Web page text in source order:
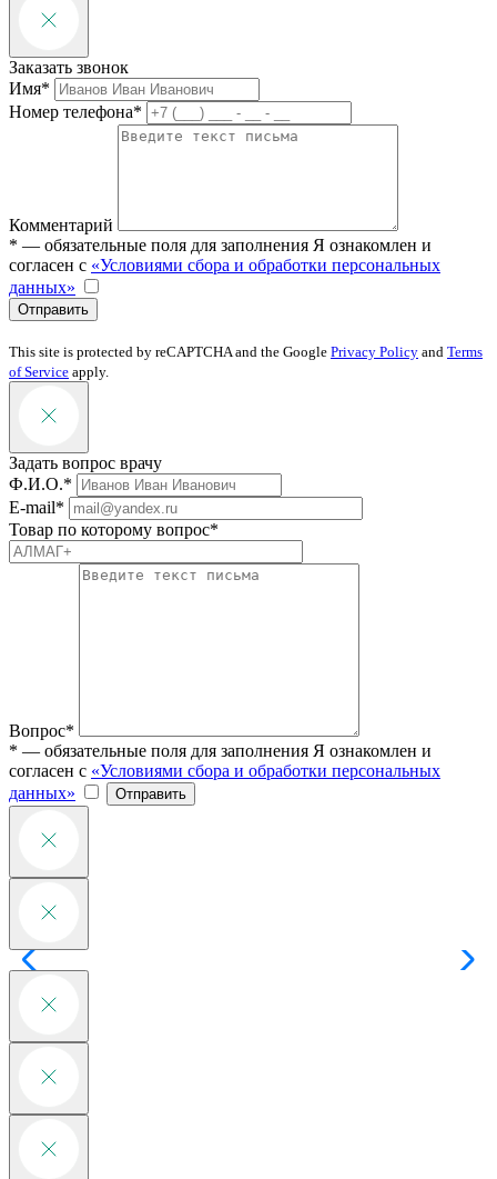
Заказать звонок
Имя*
Номер телефона*
Комментарий
* — обязательные поля для заполнения Я ознакомлен и
согласен с «Условиями сбора и обработки персональных
данных»
Отправить
This site is protected by reCAPTCHA and the Google Privacy Policy and Terms
of Service apply.
Задать вопрос врачу
Ф.И.О.*
E-mail*
Товар по которому вопрос*
Вопрос*
* — обязательные поля для заполнения Я ознакомлен и
согласен с «Условиями сбора и обработки персональных
данных»
Отправить